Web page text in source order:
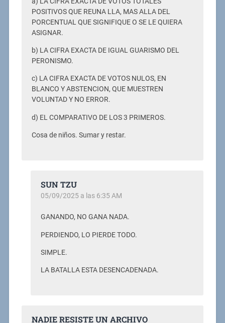
POSITIVOS QUE REUNA LLA, MAS ALLA DEL
PORCENTUAL QUE SIGNIFIQUE O SE LE QUIERA
ASIGNAR.
b) LA CIFRA EXACTA DE IGUAL GUARISMO DEL
PERONISMO.
c) LA CIFRA EXACTA DE VOTOS NULOS, EN
BLANCO Y ABSTENCION, QUE MUESTREN
VOLUNTAD Y NO ERROR.
d) EL COMPARATIVO DE LOS 3 PRIMEROS.
Cosa de niños. Sumar y restar.
SUN TZU
05/09/2025 a las 6:35 AM
GANANDO, NO GANA NADA.
PERDIENDO, LO PIERDE TODO.
SIMPLE.
LA BATALLA ESTA DESENCADENADA.
NADIE RESISTE UN ARCHIVO